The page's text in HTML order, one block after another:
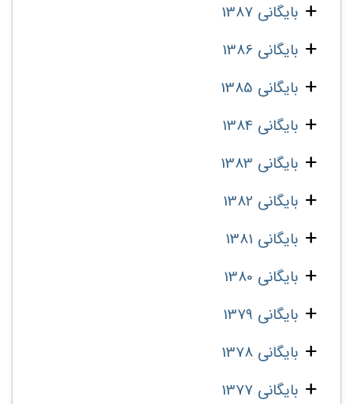
بایگانی 1387
بایگانی 1386
بایگانی 1385
بایگانی 1384
بایگانی 1383
بایگانی 1382
بایگانی 1381
بایگانی 1380
بایگانی 1379
بایگانی 1378
بایگانی 1377